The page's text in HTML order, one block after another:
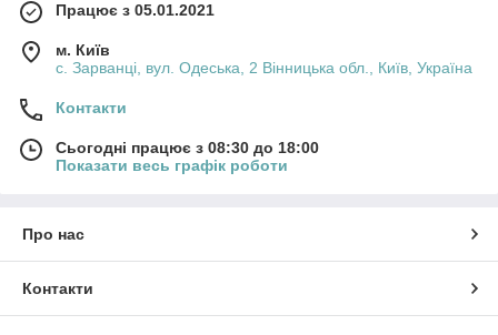
Працює з 05.01.2021
м. Київ
с. Зарванці, вул. Одеська, 2 Вінницька обл., Київ, Україна
Контакти
Сьогодні працює з 08:30 до 18:00
Показати весь графік роботи
Про нас
Контакти